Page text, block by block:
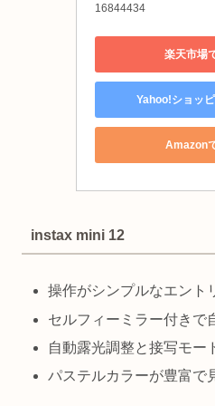
16844434
楽天市場
Yahoo!ショッ
Amazon
instax mini 12
操作がシンプルなエント
セルフィーミラー付きで
自動露光調整と接写モー
パステルカラーが豊富で